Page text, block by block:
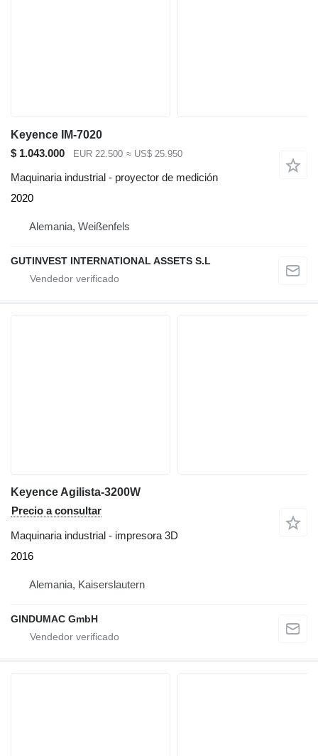
Keyence IM-7020
$ 1.043.000
EUR 22.500 ≈ US$ 25.950
Maquinaria industrial - proyector de medición
2020
Alemania, Weißenfels
GUTINVEST INTERNATIONAL ASSETS S.L
Keyence Agilista-3200W
Precio a consultar
Maquinaria industrial - impresora 3D
2016
Alemania, Kaiserslautern
GINDUMAC GmbH